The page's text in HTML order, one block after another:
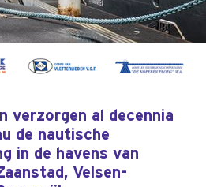
verzorgen al decennia
de nautische
in de havens van
Velsen-